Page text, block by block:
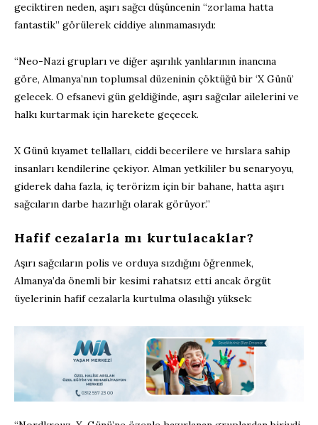
geciktiren neden, aşırı sağcı düşüncenin “zorlama hatta
fantastik” görülerek ciddiye alınmamasıydı:
“Neo-Nazi grupları ve diğer aşırılık yanlılarının inancına
göre, Almanya’nın toplumsal düzeninin çöktüğü bir ‘X Günü’
gelecek. O efsanevi gün geldiğinde, aşırı sağcılar ailelerini ve
halkı kurtarmak için harekete geçecek.
X Günü kıyamet tellalları, ciddi becerilere ve hırslara sahip
insanları kendilerine çekiyor. Alman yetkililer bu senaryoyu,
giderek daha fazla, iç terörizm için bir bahane, hatta aşırı
sağcıların darbe hazırlığı olarak görüyor.”
Hafif cezalarla mı kurtulacaklar?
Aşırı sağcıların polis ve orduya sızdığını öğrenmek,
Almanya’da önemli bir kesimi rahatsız etti ancak örgüt
üyelerinin hafif cezalarla kurtulma olasılığı yüksek: